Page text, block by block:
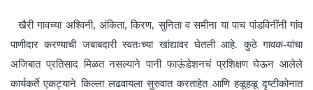
खैरी गावच्या अश्विनी, अंकिता, किरण, सुनिता व समीना या पाच पांडविनींनी गांव
पाणीदार करण्याची जबाबदारी स्वतःच्या खांद्यावर घेतली आहे. कुठे गावक-यांचा
अजिबात प्रतिसाद मिळत नसल्याने पानी फाऊंडेशनचं प्रशिक्षण घेऊन आलेले
कार्यकर्ते एकट्याने किल्ला लढवायला सुरुवात करताहेत आणि हळूहळू दृष्टीकोनात